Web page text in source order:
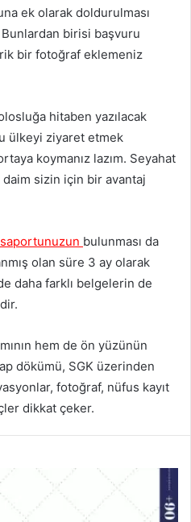
ek olarak doldurulması
birisi başvuru
bir fotoğraf eklemeniz
hitaben yazılacak
ülkeyi ziyaret etmek
koymanız lazım. Seyahat
sizin için bir avantaj
bulunması da
olan süre 3 ay olarak
daha farklı belgelerin de
hem de ön yüzünün
dökümü, SGK üzerinden
fotoğraf, nüfus kayıt
dikkat çeker.